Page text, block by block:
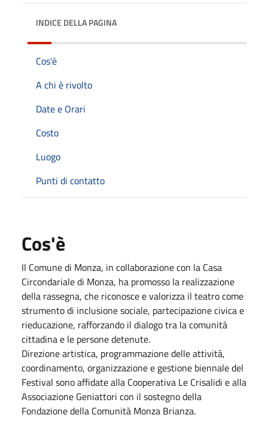
INDICE DELLA PAGINA
Cos'è
A chi è rivolto
Date e Orari
Costo
Luogo
Punti di contatto
Cos'è
Il Comune di Monza, in collaborazione con la Casa
Circondariale di Monza, ha promosso la realizzazione
della rassegna, che riconosce e valorizza il teatro come
strumento di inclusione sociale, partecipazione civica e
rieducazione, rafforzando il dialogo tra la comunità
cittadina e le persone detenute.
Direzione artistica, programmazione delle attività,
coordinamento, organizzazione e gestione biennale del
Festival sono affidate alla Cooperativa Le Crisalidi e alla
Associazione Geniattori con il sostegno della
Fondazione della Comunità Monza Brianza.